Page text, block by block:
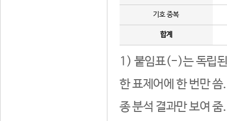
기호 중복
합계
1) 붙임표(-)는 독립된
한 표제어에 한 번만
종 분석 결과만 보여